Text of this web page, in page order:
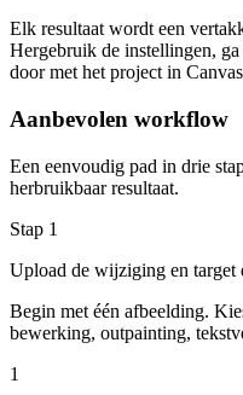
Elk resultaat wordt een
Hergebruik de instellingen,
door met het project in
Aanbevolen workflow
Een eenvoudig pad in drie
herbruikbaar resultaat.
Stap 1
Upload de wijziging en target
Begin met één afbeelding.
bewerking, outpainting,
1